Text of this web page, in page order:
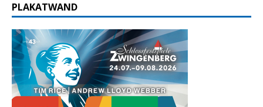
PLAKATWAND